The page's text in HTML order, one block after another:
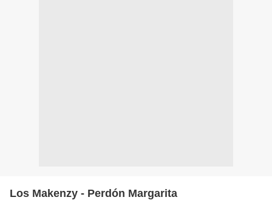
Los Makenzy - Perdón Margarita